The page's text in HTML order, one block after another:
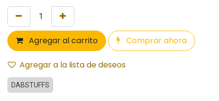
Agregar al carrito Comprar ahora
Agregar a la lista de deseos
DABSTUFFS